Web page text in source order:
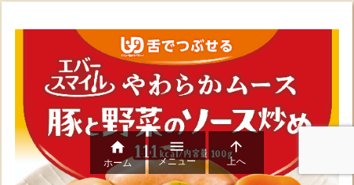

ホーム

メニュー

上へ